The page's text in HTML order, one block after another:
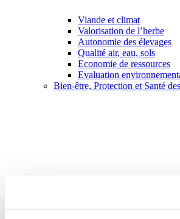
Viande et climat
Valorisation de l’herbe
Autonomie des élevages
Qualité air, eau, sols
Economie de ressources
Evaluation
Bien-être, Protection et Santé